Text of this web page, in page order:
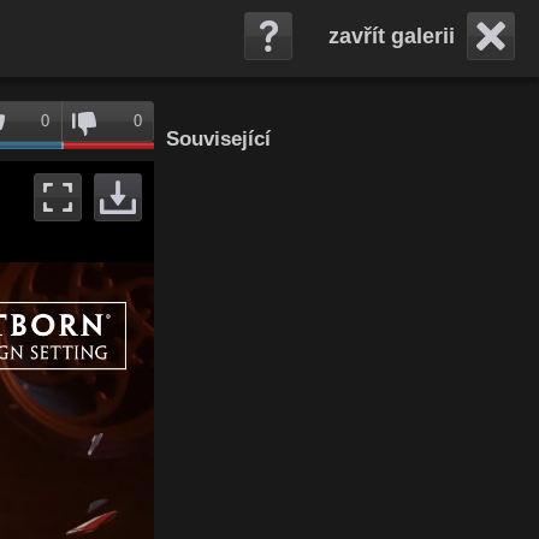
zavřít galerii
0 0
Související